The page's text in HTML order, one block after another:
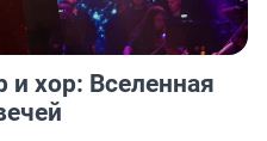
и хор: Вселенная